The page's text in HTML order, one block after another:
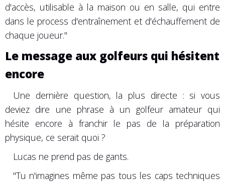
d'accès, utilisable à la maison ou en salle, qui entre
dans le process d'entraînement et d'échauffement de
chaque joueur."
Le message aux golfeurs qui hésitent
encore
Une dernière question, la plus directe : si vous
deviez dire une phrase à un golfeur amateur qui
hésite encore à franchir le pas de la préparation
physique, ce serait quoi ?
Lucas ne prend pas de gants.
"Tu n'imagines même pas tous les caps techniques